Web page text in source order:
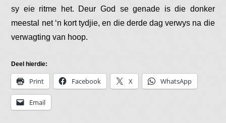
sy eie ritme het. Deur God se genade is die donker
meestal net ‘n kort tydjie, en die derde dag verwys na die
verwagting van hoop.
Deel hierdie:
Print Facebook X WhatsApp
Email